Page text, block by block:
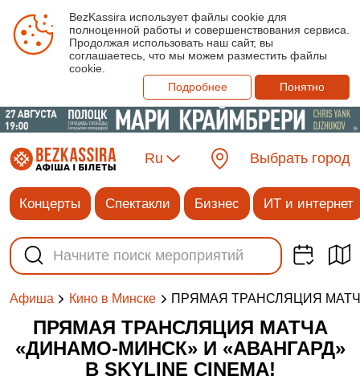
BezKassira использует файлы cookie для
полноценной работы и совершенствования сервиса.
Продолжая использовать наш сайт, вы
соглашаетесь, что мы можем разместить файлы
cookie.
Подробнее
Понятно
Ru Выбрать город
Концерты Спектакли Бизнес ИТ и интернет
Афиша Кино в Минске ПРЯМАЯ ТРАНСЛЯЦИЯ
ПРЯМАЯ ТРАНСЛЯЦИЯ МАТЧА
«ДИНАМО-МИНСК» И «АВАНГАРД»
В SKYLINE CINEMA!